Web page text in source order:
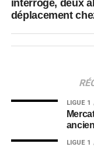
interroge, deux
déplacement
LIGUE 1
LIGUE 1